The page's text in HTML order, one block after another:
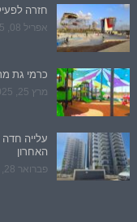
חזרה
אפריל 08, 2025
כרמי גת
מרץ 25, 2025
האחרון
פברואר 28, 2025